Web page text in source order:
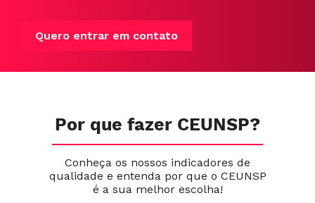
Quero entrar em contato
Por que fazer CEUNSP?
Conheça os nossos indicadores de
qualidade e entenda por que o CEUNSP
é a sua melhor escolha!